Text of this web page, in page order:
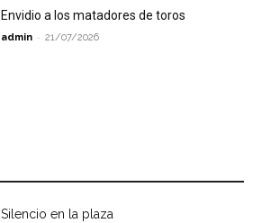
Envidio a los matadores de toros
admin - 21/07/2026
Silencio en la plaza